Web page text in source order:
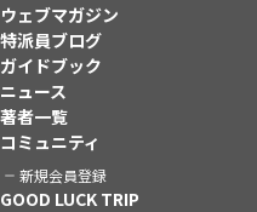
ウェブマガジン
特派員ブログ
ガイドブック
ニュース
著者一覧
コミュニティ
新規会員登録
GOOD LUCK TRIP